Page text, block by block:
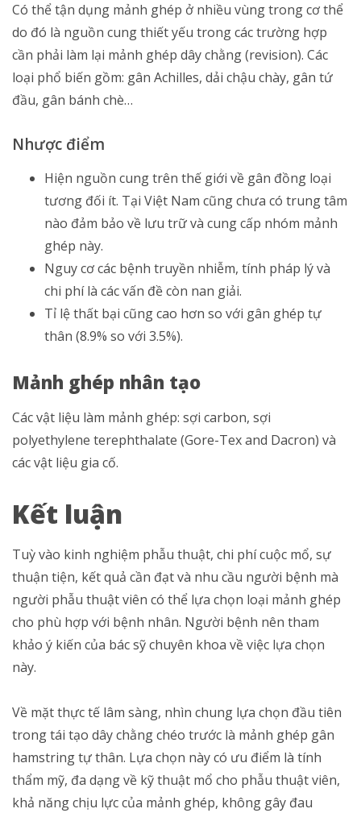
Có thể tận dụng mảnh ghép ở nhiều vùng trong cơ thể
do đó là nguồn cung thiết yếu trong các trường hợp
cần phải làm lại mảnh ghép dây chằng (revision). Các
loại phổ biến gồm: gân Achilles, dải chậu chày, gân tứ
đầu, gân bánh chè…
Nhược điểm
Hiện nguồn cung trên thế giới về gân đồng loại
tương đối ít. Tại Việt Nam cũng chưa có trung tâm
nào đảm bảo về lưu trữ và cung cấp nhóm mảnh
ghép này.
Nguy cơ các bệnh truyền nhiễm, tính pháp lý và
chi phí là các vấn đề còn nan giải.
Tỉ lệ thất bại cũng cao hơn so với gân ghép tự
thân (8.9% so với 3.5%).
Mảnh ghép nhân tạo
Các vật liệu làm mảnh ghép: sợi carbon, sợi
polyethylene terephthalate (Gore-Tex and Dacron) và
các vật liệu gia cố.
Kết luận
Tuỳ vào kinh nghiệm phẫu thuật, chi phí cuộc mổ, sự
thuận tiện, kết quả cần đạt và nhu cầu người bệnh mà
người phẫu thuật viên có thể lựa chọn loại mảnh ghép
cho phù hợp với bệnh nhân. Người bệnh nên tham
khảo ý kiến của bác sỹ chuyên khoa về việc lựa chọn
này.
Về mặt thực tế lâm sàng, nhìn chung lựa chọn đầu tiên
trong tái tạo dây chằng chéo trước là mảnh ghép gân
hamstring tự thân. Lựa chọn này có ưu điểm là tính
thẩm mỹ, đa dạng về kỹ thuật mổ cho phẫu thuật viên,
khả năng chịu lực của mảnh ghép, không gây đau